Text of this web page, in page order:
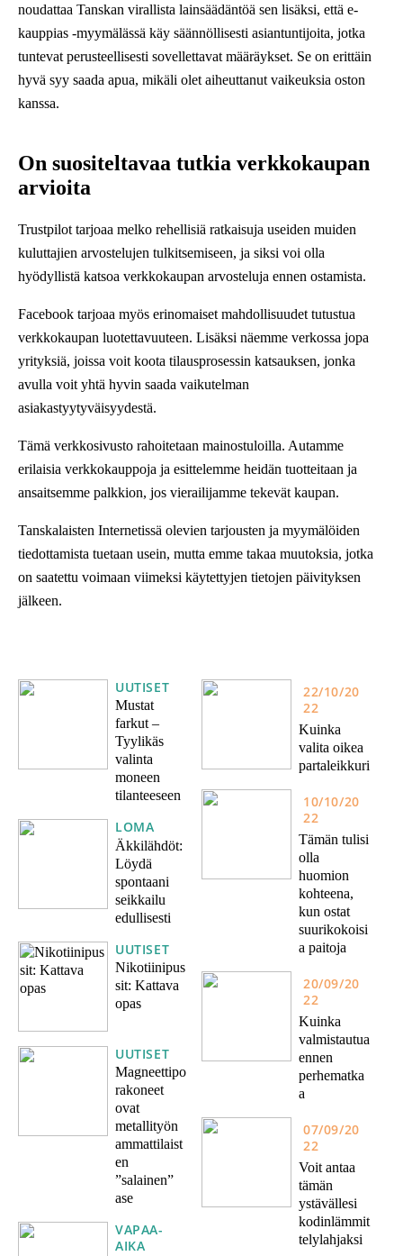
noudattaa Tanskan virallista lainsäädäntöä sen lisäksi, että e-
kauppias -myymälässä käy säännöllisesti asiantuntijoita, jotka
tuntevat perusteellisesti sovellettavat määräykset. Se on erittäin
hyvä syy saada apua, mikäli olet aiheuttanut vaikeuksia oston
kanssa.
On suositeltavaa tutkia verkkokaupan
arvioita
Trustpilot tarjoaa melko rehellisiä ratkaisuja useiden muiden
kuluttajien arvostelujen tulkitsemiseen, ja siksi voi olla
hyödyllistä katsoa verkkokaupan arvosteluja ennen ostamista.
Facebook tarjoaa myös erinomaiset mahdollisuudet tutustua
verkkokaupan luotettavuuteen. Lisäksi näemme verkossa jopa
yrityksiä, joissa voit koota tilausprosessin katsauksen, jonka
avulla voit yhtä hyvin saada vaikutelman
asiakastyytyväisyydestä.
Tämä verkkosivusto rahoitetaan mainostuloilla. Autamme
erilaisia verkkokauppoja ja esittelemme heidän tuotteitaan ja
ansaitsemme palkkion, jos vierailijamme tekevät kaupan.
Tanskalaisten Internetissä olevien tarjousten ja myymälöiden
tiedottamista tuetaan usein, mutta emme takaa muutoksia, jotka
on saatettu voimaan viimeksi käytettyjen tietojen päivityksen
jälkeen.
UUTISET
Mustat
farkut –
Tyylikäs
valinta
moneen
tilanteeseen
LOMA
Äkkilähdöt:
Löydä
spontaani
seikkailu
edullisesti
UUTISET
Nikotiinipus
sit: Kattava
opas
UUTISET
Magneettipo
rakoneet
ovat
metallityön
ammattilaist
en
”salainen”
ase
VAPAA-
AIKA
22/10/20
22
Kuinka
valita oikea
partaleikkuri
10/10/20
22
Tämän tulisi
olla
huomion
kohteena,
kun ostat
suurikokoisi
a paitoja
20/09/20
22
Kuinka
valmistautua
ennen
perhematka
a
07/09/20
22
Voit antaa
tämän
ystävällesi
kodinlämmit
telylahjaksi